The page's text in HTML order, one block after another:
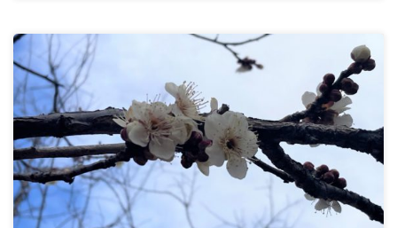
昨日は休診日 お散歩に行ってきました。 梅がもう満開に近
いのでは？？と期待して、子ども自然公園へ。 […]